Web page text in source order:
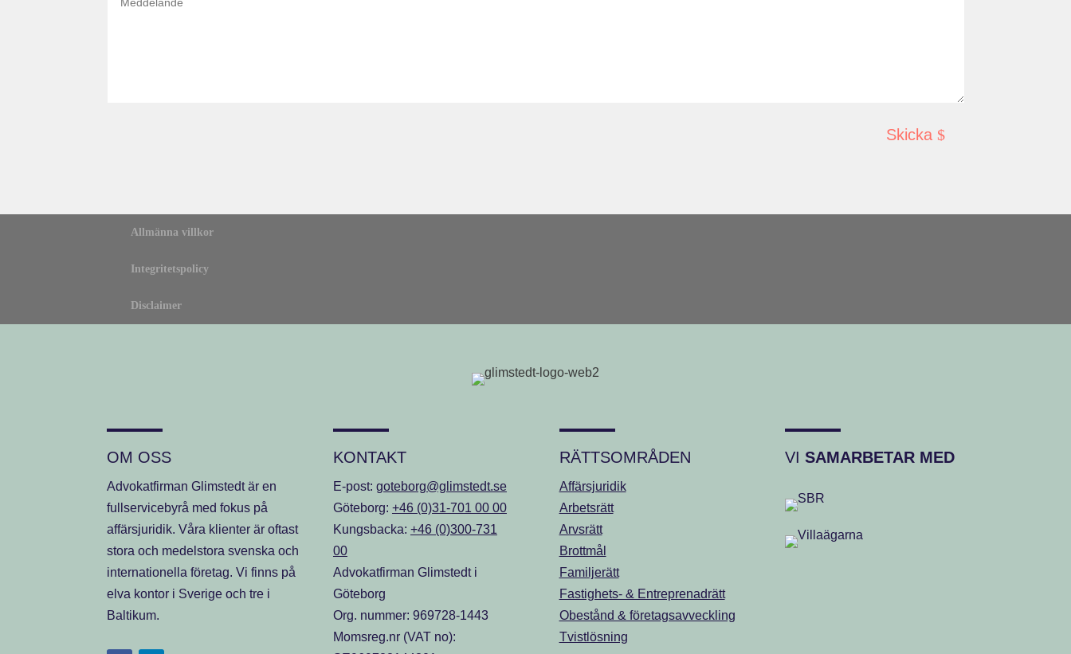
Skicka
Allmänna villkor
Integritetspolicy
Disclaimer
OM OSS
Advokatfirman Glimstedt är en
fullservicebyrå med fokus på
affärsjuridik. Våra klienter är oftast
stora och medelstora svenska och
internationella företag. Vi finns på
elva kontor i Sverige och tre i
Baltikum.
KONTAKT
E-post: goteborg@glimstedt.se
Göteborg: +46 (0)31-701 00 00
Kungsbacka: +46 (0)300-731
00
Advokatfirman Glimstedt i
Göteborg
Org. nummer: 969728-1443
Momsreg.nr (VAT no):
RÄTTSOMRÅDEN
Affärsjuridik
Arbetsrätt
Arvsrätt
Brottmål
Familjerätt
Fastighets- & Entreprenadrätt
Obestånd & företagsavveckling
Tvistlösning
VI SAMARBETAR MED